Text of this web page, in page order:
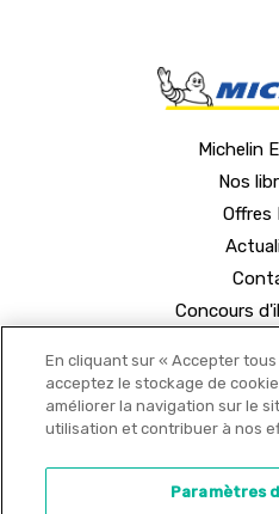
Michelin
Nos
Offres
Concours
En cliquant sur « Accepter
acceptez le stockage de
améliorer la navigation sur le
utilisation et contribuer à nos
Paramètres